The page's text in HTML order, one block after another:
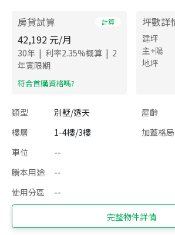
房貸試算 計算
42,192 元/月
30年 | 利率2.35%概算 | 2
年寬限期
​符合首購資格嗎?
坪數詳
建坪
主+陽
地坪
類型 別墅/透天 屋齡
樓層
1-4樓/3樓 加蓋格局
車位
--
謄本用途
--
使用分區
--
完整物件詳情